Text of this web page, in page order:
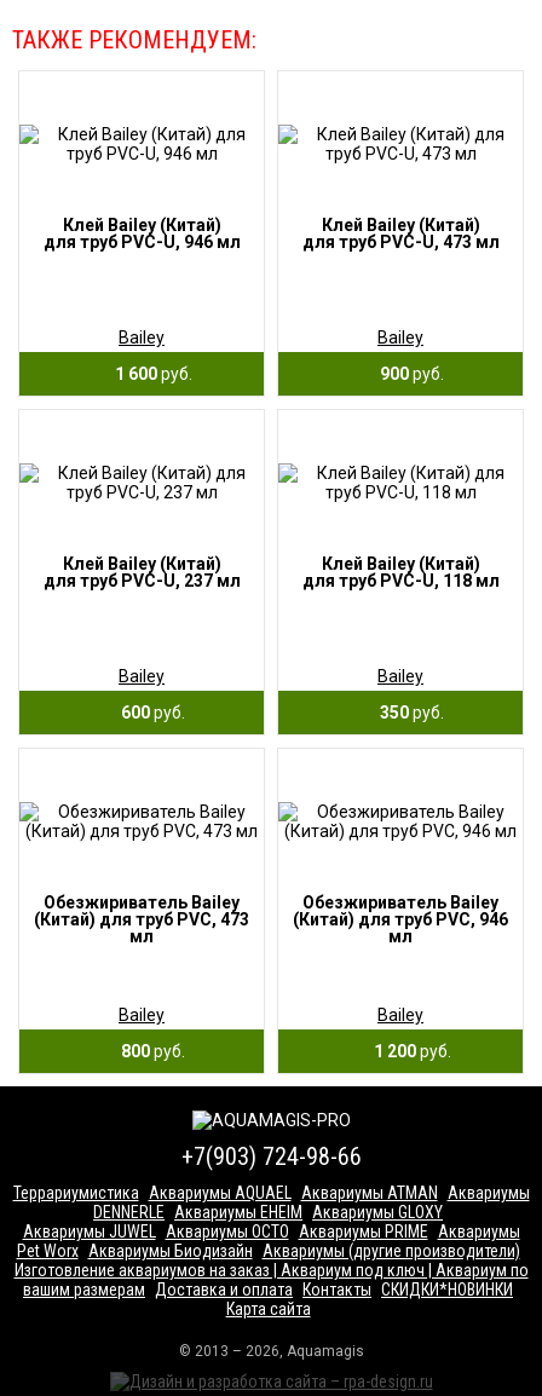
ТАКЖЕ РЕКОМЕНДУЕМ:
Клей Bailey (Китай)
для труб PVC-U, 946 мл
Bailey
1 600руб.
Клей Bailey (Китай)
для труб PVC-U, 473 мл
Bailey
900руб.
Клей Bailey (Китай)
для труб PVC-U, 237 мл
Bailey
600руб.
Клей Bailey (Китай)
для труб PVC-U, 118 мл
Bailey
350руб.
Обезжириватель Bailey
(Китай) для труб PVC, 473
мл
Bailey
800руб.
Обезжириватель Bailey
(Китай) для труб PVC, 946
мл
Bailey
1 200руб.
+7(903) 724-98-66
Террариумистика Аквариумы AQUAEL Аквариумы ATMAN
Аквариумы
DENNERLE
Аквариумы EHEIM
Аквариумы GLOXY
Аквариумы JUWEL
Аквариумы OCTO Аквариумы PRIME
Аквариумы
Pet Worx Аквариумы Биодизайн
Аквариумы (другие производители)
Изготовление аквариумов на заказ | Аквариум под ключ | Аквариум по
вашим размерам
Доставка и оплата Контакты СКИДКИ*НОВИНКИ
Карта сайта
© 2013 – 2026, Aquamagis